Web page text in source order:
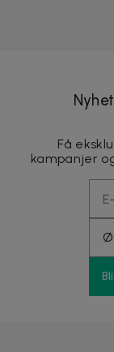
Få
kampanjer